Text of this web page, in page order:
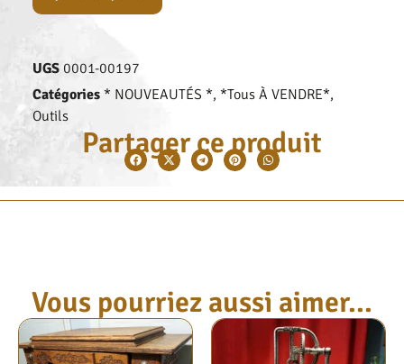
UGS 0001-00197
Catégories * NOUVEAUTÉS *, *Tous À VENDRE*,
Outils
Partager ce produit
Vous pourriez aussi aimer...